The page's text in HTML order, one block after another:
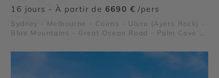
16 jours - À partir de 6690 € /pers
Sydney - Melbourne - Cairns - Uluru (Ayers Rock) -
Blue Mountains - Great Ocean Road - Palm Cove -
Daintree